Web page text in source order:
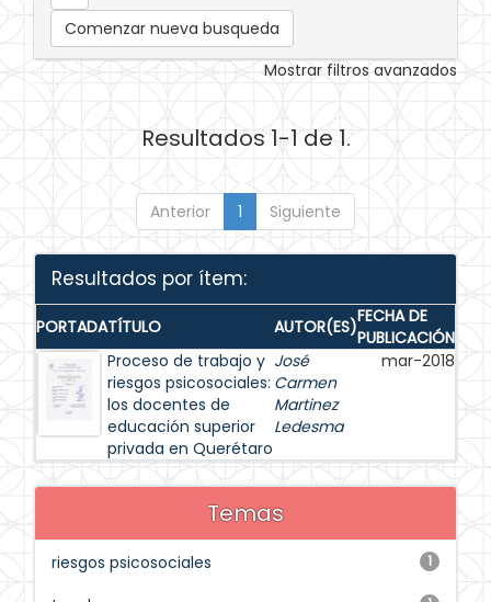
Comenzar nueva busqueda
Mostrar filtros avanzados
Resultados 1-1 de 1.
Anterior 1 Siguiente
Resultados por ítem:
PORTADATÍTULO AUTOR(ES)FECHA DE
PUBLICACIÓN
Proceso de trabajo y
riesgos psicosociales:
los docentes de
educación superior
privada en Querétaro
José
Carmen
Martinez
Ledesma
mar-2018
Temas
1
riesgos psicosociales